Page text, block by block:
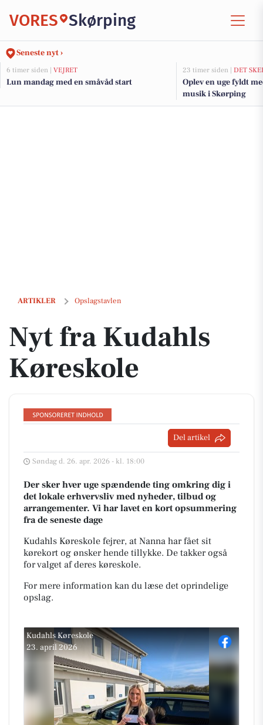
VORES Skørping
Seneste nyt ›
6 timer siden | VEJRET
Lun mandag med en småvåd start
23 timer siden | DET
Oplev en uge fyldt
musik i Skørping
ARTIKLER Opslagstavlen
Nyt fra Kudahls Køreskole
Nyt fra Kudahls
Køreskole
Del artikel
Søndag d. 26. apr. 2026 - kl. 18:00
Der sker hver uge spændende ting omkring dig i
det lokale erhvervsliv med nyheder, tilbud og
arrangementer. Vi har lavet en kort opsummering
fra de seneste dage
Kudahls Køreskole fejrer, at Nanna har fået sit
kørekort og ønsker hende tillykke. De takker også
for valget af deres køreskole.
For mere information kan du læse det oprindelige
opslag.
Kudahls Køreskole
23. april 2026